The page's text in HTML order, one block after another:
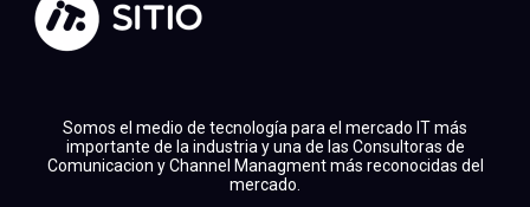
Somos el medio de tecnología para el mercado IT más
importante de la industria y una de las Consultoras de
Comunicacion y Channel Managment más reconocidas del
mercado.